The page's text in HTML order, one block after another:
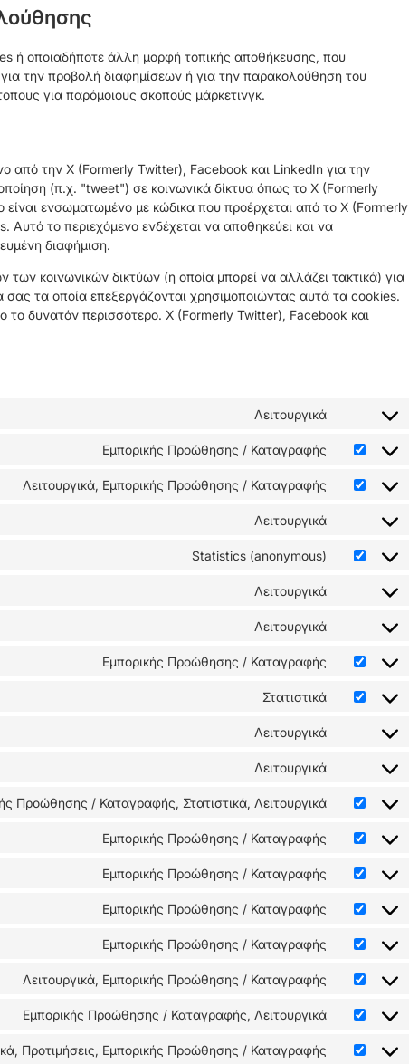
ή οποιαδήποτε άλλη μορφή τοπικής αποθήκευσης, που
την προβολή διαφημίσεων ή για την παρακολούθηση του
για παρόμοιους σκοπούς μάρκετινγκ.
από την X (Formerly Twitter), Facebook και LinkedIn για την
(π.χ. "tweet") σε κοινωνικά δίκτυα όπως το X (Formerly
ενσωματωμένο με κώδικα που προέρχεται από το X (Formerly
το περιεχόμενο ενδέχεται να αποθηκεύει και να
διαφήμιση.
κοινωνικών δικτύων (η οποία μπορεί να αλλάζει τακτικά) για
τα οποία επεξεργάζονται χρησιμοποιώντας αυτά τα cookies.
δυνατόν περισσότερο. X (Formerly Twitter), Facebook και
Λειτουργικά
Εμπορικής Προώθησης / Καταγραφής
Λειτουργικά, Εμπορικής Προώθησης / Καταγραφής
Λειτουργικά
Statistics (anonymous)
Λειτουργικά
Λειτουργικά
Εμπορικής Προώθησης / Καταγραφής
Στατιστικά
Λειτουργικά
Λειτουργικά
Προώθησης / Καταγραφής, Στατιστικά, Λειτουργικά
Εμπορικής Προώθησης / Καταγραφής
Εμπορικής Προώθησης / Καταγραφής
Εμπορικής Προώθησης / Καταγραφής
Εμπορικής Προώθησης / Καταγραφής
Λειτουργικά, Εμπορικής Προώθησης / Καταγραφής
Εμπορικής Προώθησης / Καταγραφής, Λειτουργικά
Προτιμήσεις, Εμπορικής Προώθησης / Καταγραφής